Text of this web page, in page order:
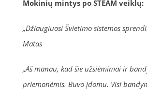
Mokinių mintys po STEAM veiklų:
„Džiaugiuosi Švietimo sistemos
Matas
„Aš manau, kad šie užsiėmimai ir
priemonėmis. Buvo įdomu. Visi